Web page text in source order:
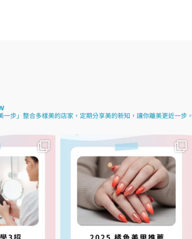
一步」整合多樣美的店家，定期分享美的新知，讓你離美更近一步。